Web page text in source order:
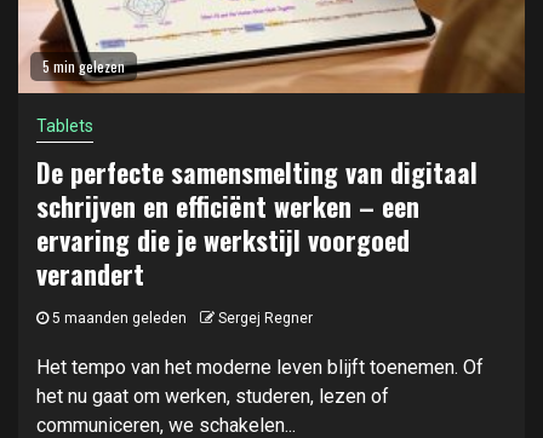
5 min gelezen
Tablets
De perfecte samensmelting van digitaal
schrijven en efficiënt werken – een
ervaring die je werkstijl voorgoed
verandert
5 maanden geleden Sergej Regner
Het tempo van het moderne leven blijft toenemen. Of
het nu gaat om werken, studeren, lezen of
communiceren, we schakelen...